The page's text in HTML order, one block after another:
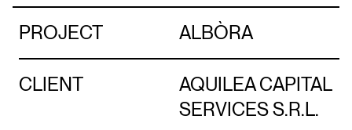
PROJECT ALBÒRA
CLIENT
AQUILEA CAPITAL
SERVICES S.R.L.